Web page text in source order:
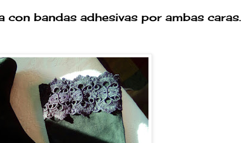
con bandas adhesivas por ambas caras.